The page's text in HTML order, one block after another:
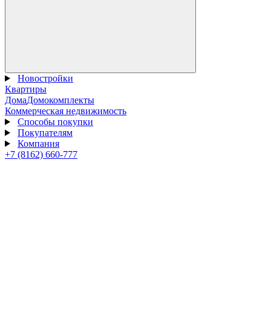
Новостройки
Квартиры
ДомаДомокомплекты
Коммерческая недвижимость
Способы покупки
Покупателям
Компания
+7 (8162) 660-777